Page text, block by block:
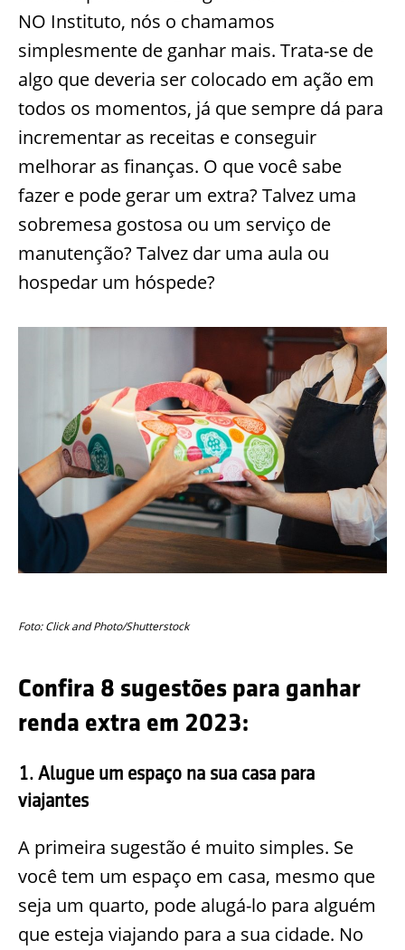
NO Instituto, nós o chamamos
simplesmente de ganhar mais. Trata-se de
algo que deveria ser colocado em ação em
todos os momentos, já que sempre dá para
incrementar as receitas e conseguir
melhorar as finanças. O que você sabe
fazer e pode gerar um extra? Talvez uma
sobremesa gostosa ou um serviço de
manutenção? Talvez dar uma aula ou
hospedar um hóspede?
Foto: Click and Photo/Shutterstock
Confira 8 sugestões para ganhar
renda extra em 2023:
1. Alugue um espaço na sua casa para
viajantes
A primeira sugestão é muito simples. Se
você tem um espaço em casa, mesmo que
seja um quarto, pode alugá-lo para alguém
que esteja viajando para a sua cidade. No